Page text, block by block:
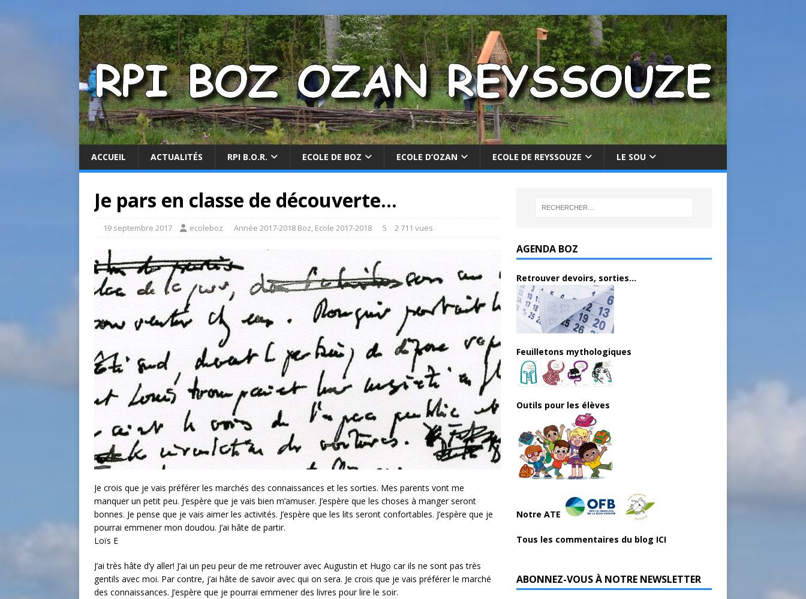
ACCUEIL ACTUALITÉS RPI B.O.R. ECOLE DE BOZ ECOLE D’OZAN ECOLE DE REYSSOUZE LE SOU
Je pars en classe de découverte…
19 septembre 2017 ecoleboz Année 2017-2018 Boz, Ecole 2017-2018 5 2 711 vues
Je crois que je vais préférer les marchés des connaissances et les sorties. Mes parents vont me
manquer un petit peu. J’espère que je vais bien m’amuser. J’espère que les choses à manger seront
bonnes. Je pense que je vais aimer les activités. J’espère que les lits seront confortables. J’espère que je
pourrai emmener mon doudou. J’ai hâte de partir.
Loïs E
J’ai très hâte d’y aller! J’ai un peu peur de me retrouver avec Augustin et Hugo car ils ne sont pas très
gentils avec moi. Par contre, j’ai hâte de savoir avec qui on sera. Je crois que je vais préférer le marché
des connaissances. J’espère que je pourrai emmener des livres pour lire le soir.
AGENDA BOZ
Retrouver devoirs, sorties...
Feuilletons mythologiques
Outils pour les élèves
Notre ATE
Tous les commentaires du blog ICI
ABONNEZ-VOUS À NOTRE NEWSLETTER